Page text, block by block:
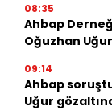
08:35
Ahbap
Oğuzhan
09:14
Ahbap
Uğur